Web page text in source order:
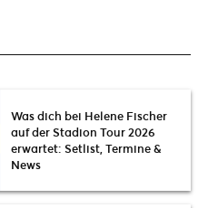
Was dich bei Helene Fischer
auf der Stadion Tour 2026
erwartet: Setlist, Termine &
News